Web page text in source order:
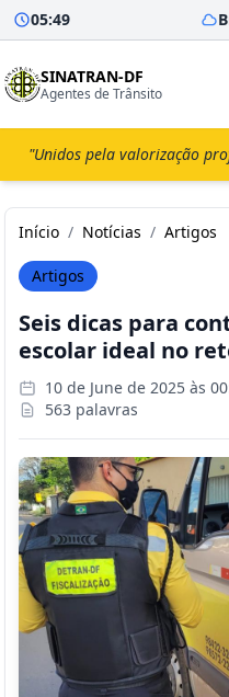
05:49
SINATRAN-DF
Agentes de Trânsito
"Unidos pela valorização
Início / Notícias / Artigos
Artigos
Seis dicas para
escolar ideal no
10 de June de 2025 às
563 palavras